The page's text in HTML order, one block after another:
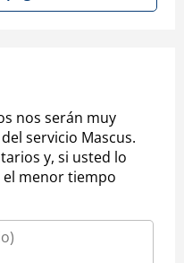
nos serán muy
servicio Mascus.
y, si usted lo
menor tiempo